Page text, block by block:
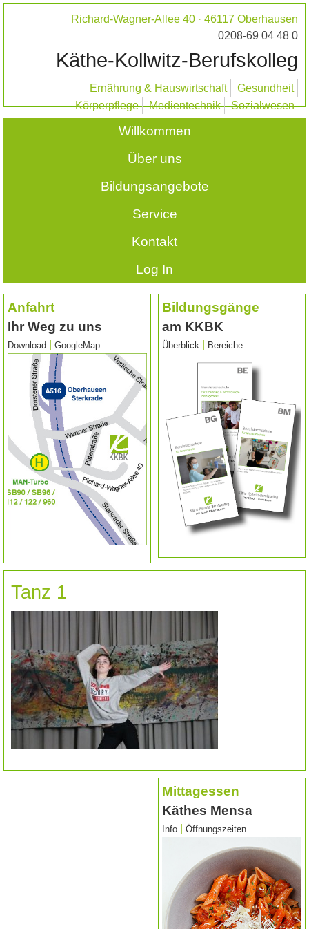
Richard-Wagner-Allee 40 · 46117 Oberhausen
0208-69 04 48 0
Käthe-Kollwitz-Berufskolleg
Ernährung & Hauswirtschaft
Gesundheit
Körperpflege
Medientechnik Sozialwesen
Willkommen
Über uns
Bildungsangebote
Service
Kontakt
Log In
Anfahrt
Ihr Weg zu uns
Download GoogleMap
Bildungsgänge
am KKBK
Überblick Bereiche
Tanz 1
Mittagessen
Käthes Mensa
Info Öffnungszeiten